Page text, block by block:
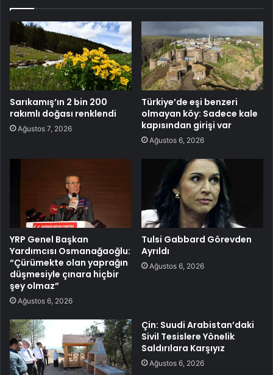
Sarıkamış’ın 2 bin 200
rakımlı doğası renklendi
Ağustos 7, 2026
Türkiye’de eşi benzeri
olmayan köy: Sadece kale
kapısından girişi var
Ağustos 6, 2026
YRP Genel Başkan
Yardımcısı Osmanağaoğlu:
“Çürümekte olan yaprağın
düşmesiyle çınara hiçbir
şey olmaz”
Ağustos 6, 2026
Tulsi Gabbard Görevden
Ayrıldı
Ağustos 6, 2026
Çin: Suudi Arabistan’daki
Sivil Tesislere Yönelik
Saldırılara Karşıyız
Ağustos 6, 2026